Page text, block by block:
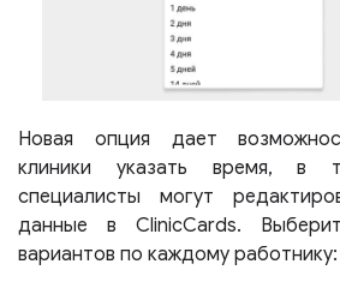
Новая опция дает
клиники указать время, в
специалисты могут
данные в ClinicCards.
вариантов по каждому работнику: